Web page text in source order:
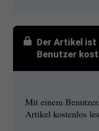
Der Artikel
Benutzer
Mit einem
Artikel kostenlos